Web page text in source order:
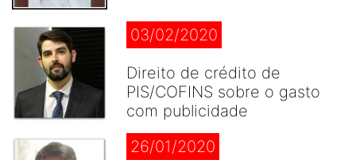
03/02/2020
Direito de crédito de
PIS/COFINS sobre o gasto
com publicidade
26/01/2020